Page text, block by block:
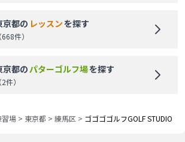
京都の レッスンを探す
（668件）
京都の パターゴルフ場を探す
（2件）
習場 > 東京都 > 練馬区 > ゴゴゴゴルフGOLF STUDIO